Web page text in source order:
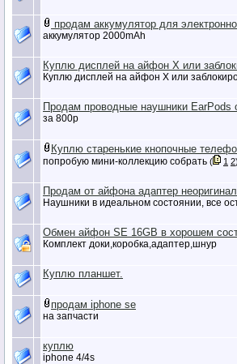
продам аккумулятор для
аккумулятор 2000mAh
Куплю дисплей на айфон Х или
Куплю дисплей на айфон Х или
Продам проводные наушники EarPods
за 800р
Куплю старенькие кнопочные
попробую мини-коллекцию собрать ( 1 2)
Продам от айфона адаптер
Наушники в идеальном состоянии, все
Обмен айфон SE 16GB в хорошем
Комплект доки,коробка,адаптер,шнур
Куплю планшет.
продам iphone se
на запчасти
куплю
iphone 4/4s